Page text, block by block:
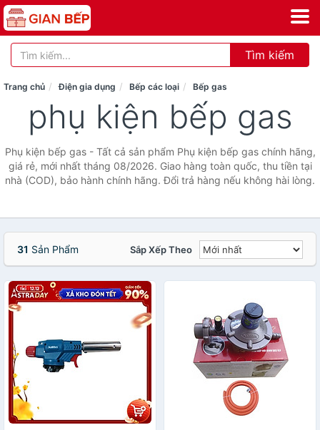
Tìm kiếm
Trang chủ Điện gia dụng Bếp các loại Bếp gas
phụ kiện bếp gas
Phụ kiện bếp gas - Tất cả sản phẩm Phụ kiện bếp gas chính hãng,
giá rẻ, mới nhất tháng 08/2026. Giao hàng toàn quốc, thu tiền tại
nhà (COD), bảo hành chính hãng. Đổi trả hàng nếu không hài lòng.
31 Sản Phẩm Sắp Xếp Theo